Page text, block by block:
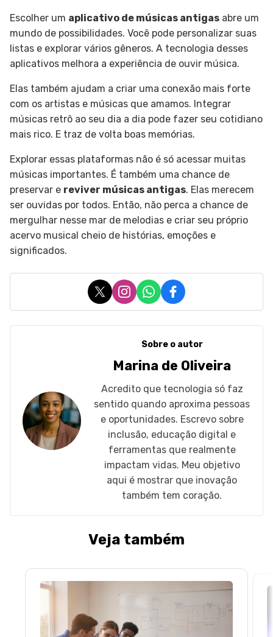
Escolher um aplicativo de músicas antigas abre um
mundo de possibilidades. Você pode personalizar suas
listas e explorar vários gêneros. A tecnologia desses
aplicativos melhora a experiência de ouvir música.
Elas também ajudam a criar uma conexão mais forte
com os artistas e músicas que amamos. Integrar
músicas retrô ao seu dia a dia pode fazer seu cotidiano
mais rico. E traz de volta boas memórias.
Explorar essas plataformas não é só acessar muitas
músicas importantes. É também uma chance de
preservar e reviver músicas antigas. Elas merecem
ser ouvidas por todos. Então, não perca a chance de
mergulhar nesse mar de melodias e criar seu próprio
acervo musical cheio de histórias, emoções e
significados.
X Instagram
WhatsApp
Facebook
Sobre o autor
Marina de Oliveira
Acredito que tecnologia só faz
sentido quando aproxima pessoas
e oportunidades. Escrevo sobre
inclusão, educação digital e
ferramentas que realmente
impactam vidas. Meu objetivo
aqui é mostrar que inovação
também tem coração.
Veja também